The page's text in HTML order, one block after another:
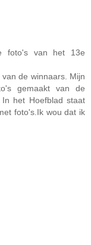
foto's van het 13e
de winnaars. Mijn
gemaakt van de
het Hoefblad staat
foto's.Ik wou dat ik